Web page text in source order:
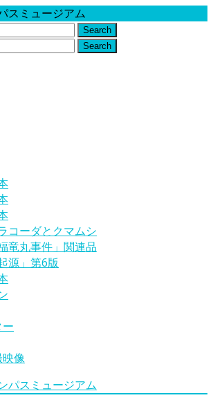
ミュージアム
コーダとクマムシ
竜丸事件」関連品
源」第6版
映像